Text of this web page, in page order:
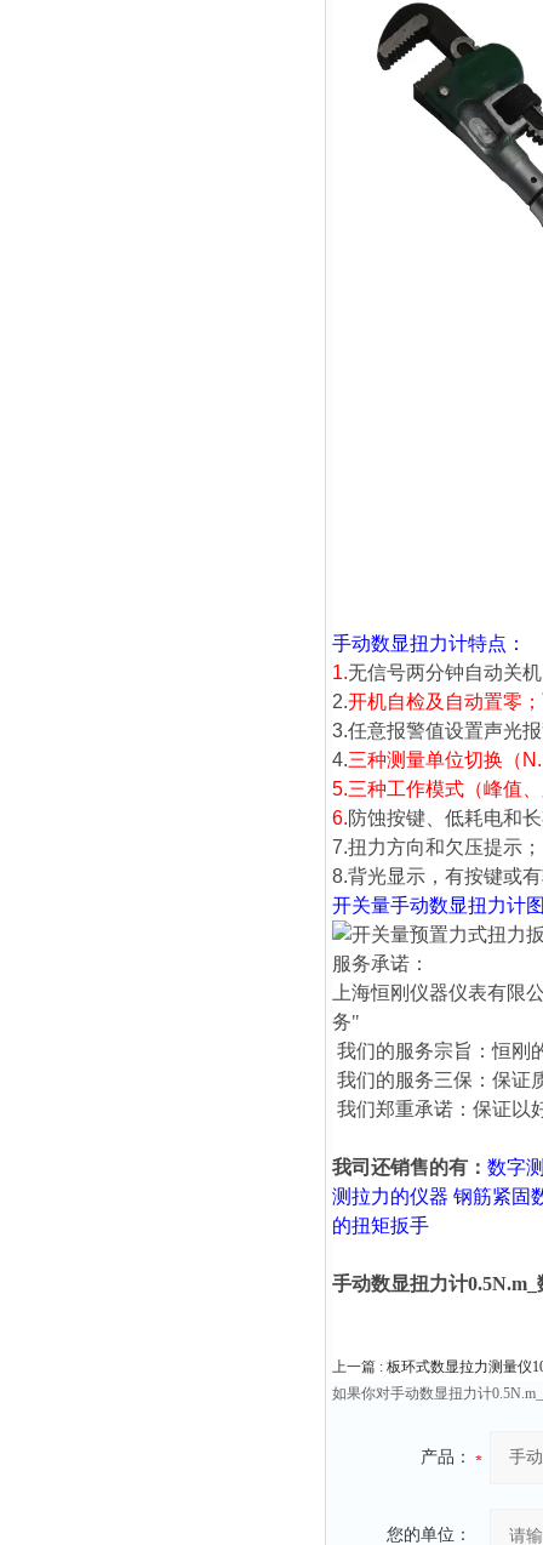
手动数显扭力计特点：
1.无信号两分钟自动关
2.开机自检及自动置零；
3.任意报警值设置声光
4.三种测量单位切换（
5.三种工作模式（峰值
6.防蚀按键、低耗电和
7.扭力方向和欠压提示；
8.背光显示，有按键或
开关量手动数显扭力计
服务承诺：
上海恒刚仪器仪表有限
务"
我们的服务宗旨：恒刚
我们的服务三保：保证
我们郑重承诺：保证以
我司还销售的有： 数字
测拉力的仪器 钢筋紧固
的扭矩扳手
手动数显扭力计
上一篇 : 板环式数显拉力测量仪
如果你对手动数显扭力计
产品：
您的单位：